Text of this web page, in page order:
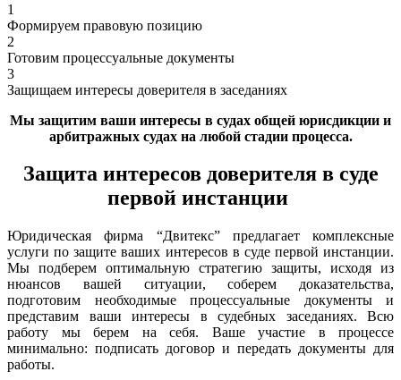
1
Формируем правовую позицию
2
Готовим процессуальные документы
3
Защищаем интересы доверителя в заседаниях
Мы защитим ваши интересы в судах общей юрисдикции и
арбитражных судах на любой стадии процесса.
Защита интересов доверителя в суде
первой инстанции
Юридическая фирма “Двитекс” предлагает комплексные
услуги по защите ваших интересов в суде первой инстанции.
Мы подберем оптимальную стратегию защиты, исходя из
нюансов вашей ситуации, соберем доказательства,
подготовим необходимые процессуальные документы и
представим ваши интересы в судебных заседаниях. Всю
работу мы берем на себя. Ваше участие в процессе
минимально: подписать договор и передать документы для
работы.